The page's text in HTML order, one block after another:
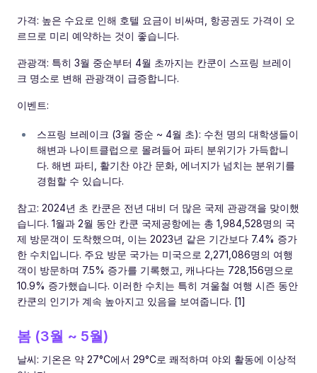
가격: 높은 수요로 인해 호텔 요금이 비싸며, 항공권도 가격이 오
르므로 미리 예약하는 것이 좋습니다.
관광객: 특히 3월 중순부터 4월 초까지는 칸쿤이 스프링 브레이
크 명소로 변해 관광객이 급증합니다.
이벤트:
스프링 브레이크 (3월 중순 ~ 4월 초): 수천 명의 대학생들이
해변과 나이트클럽으로 몰려들어 파티 분위기가 가득합니
다. 해변 파티, 활기찬 야간 문화, 에너지가 넘치는 분위기를
경험할 수 있습니다.
참고: 2024년 초 칸쿤은 전년 대비 더 많은 국제 관광객을 맞이했
습니다. 1월과 2월 동안 칸쿤 국제공항에는 총 1,984,528명의 국
제 방문객이 도착했으며, 이는 2023년 같은 기간보다 7.4% 증가
한 수치입니다. 주요 방문 국가는 미국으로 2,271,086명의 여행
객이 방문하며 7.5% 증가를 기록했고, 캐나다는 728,156명으로
10.9% 증가했습니다. 이러한 수치는 특히 겨울철 여행 시즌 동안
칸쿤의 인기가 계속 높아지고 있음을 보여줍니다. [1]
봄 (3월 ~ 5월)
날씨: 기온은 약 27°C에서 29°C로 쾌적하며 야외 활동에 이상적